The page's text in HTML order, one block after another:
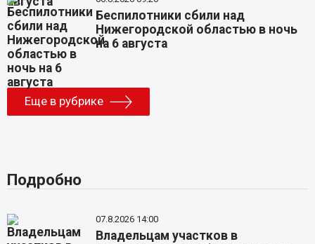
Беспилотники сбили над
Нижегородской областью в ночь
на 6 августа
Еще в рубрике
Подробно
07.8.2026 14:00
Владельцам участков в